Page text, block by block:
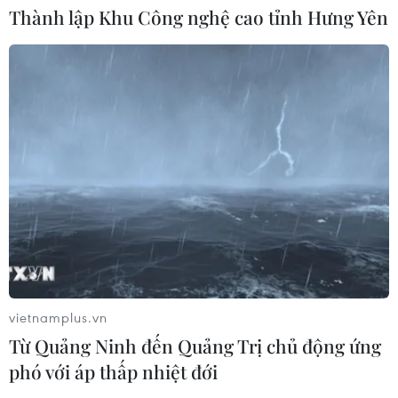
Quan hệ đặc biệt Việt Nam-Lào sẽ
mãi phát triển đi vào chiều sâu
CƠ QUAN CHỦ QUẢN: THÔNG TẤN XÃ VIỆT NAM
Phó Tổng Biên tập: NGUYỄN THỊ TÁM, KHÚC THANH
THỦY
Thành lập Khu Công nghệ cao tỉnh Hưng Yên
vietnamplus.vn
Từ Quảng Ninh đến Quảng Trị chủ động ứng
phó với áp thấp nhiệt đới